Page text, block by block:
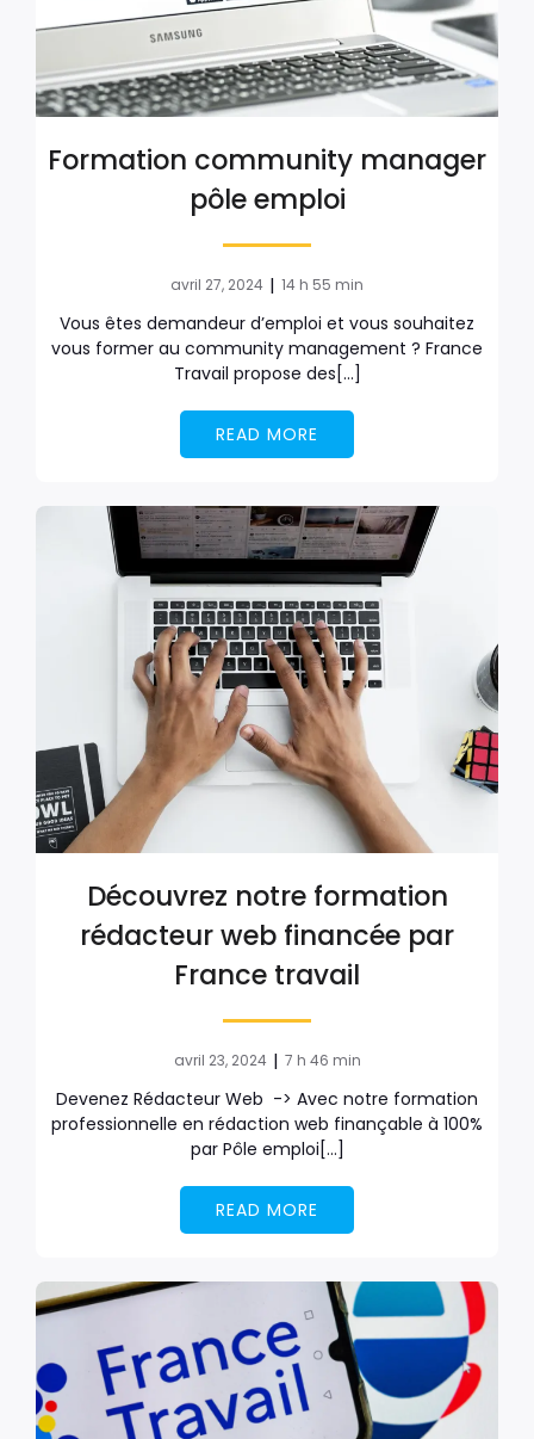
Formation community manager
pôle emploi
avril 27, 2024 | 14 h 55 min
Vous êtes demandeur d’emploi et vous souhaitez
vous former au community management ? France
Travail propose des[…]
READ MORE
Découvrez notre formation
rédacteur web financée par
France travail
avril 23, 2024 | 7 h 46 min
Devenez Rédacteur Web -> Avec notre formation
professionnelle en rédaction web finançable à 100%
par Pôle emploi[…]
READ MORE